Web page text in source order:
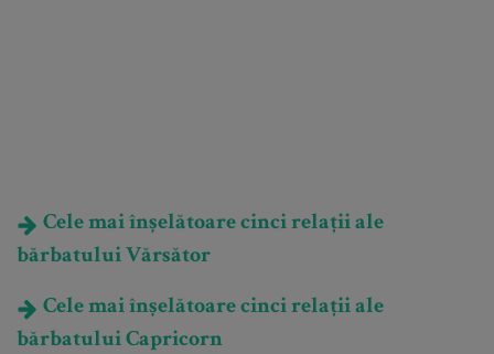
Cele mai înșelătoare cinci relații ale
bărbatului Vărsător
Cele mai înșelătoare cinci relații ale
bărbatului Capricorn